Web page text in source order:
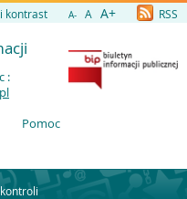
kontrast A- A A+ RSS
:
Pomoc